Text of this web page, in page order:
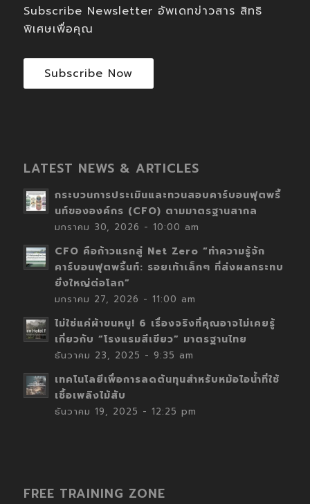
Subscribe Newsletter อัพเดทข่าวสาร สิทธิ
พิเศษเพื่อคุณ
Subscribe Now
LATEST NEWS & ARTICLES
กระบวนการประเมินและทวนสอบคาร์บอนฟุตพริ้
นท์ขององค์กร (CFO) ตามมาตรฐานสากล
มกราคม 30, 2026 - 10:00 am
CFO คือก้าวแรกสู่ Net Zero “ทำความรู้จัก
คาร์บอนฟุตพริ้นท์: รอยเท้าเล็กๆ ที่ส่งผลกระทบ
ยิ่งใหญ่ต่อโลก”
มกราคม 27, 2026 - 11:00 am
ไม่ใช่แค่ผ้าขนหนู! 6 เรื่องจริงที่คุณอาจไม่เคยรู้
เกี่ยวกับ “โรงแรมสีเขียว” มาตรฐานไทย
ธันวาคม 23, 2025 - 9:35 am
เทคโนโลยีเพื่อการลดต้นทุนสำหรับหม้อไอน้ำที่ใช้
เชื้อเพลิงไม้สับ
ธันวาคม 19, 2025 - 12:25 pm
FREE TRAINING ZONE